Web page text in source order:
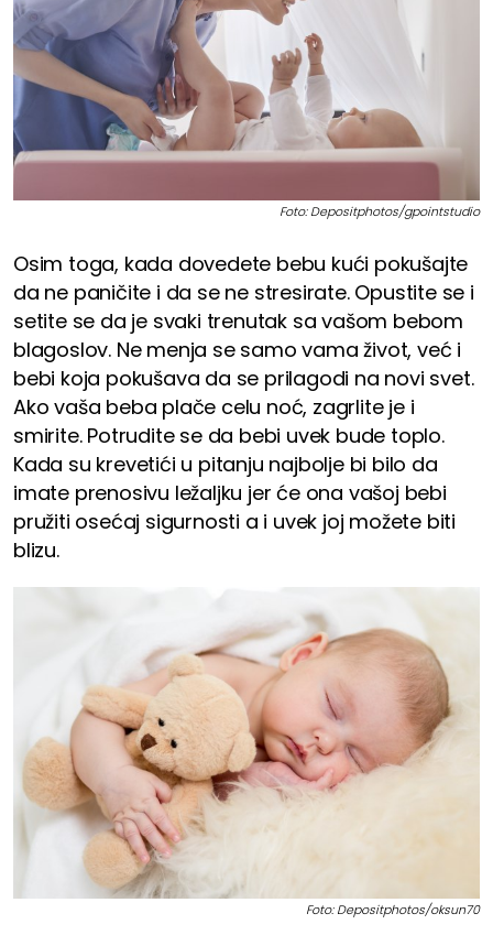
Foto: Depositphotos/gpointstudio
Osim toga, kada dovedete bebu kući pokušajte
da ne paničite i da se ne stresirate. Opustite se i
setite se da je svaki trenutak sa vašom bebom
blagoslov. Ne menja se samo vama život, već i
bebi koja pokušava da se prilagodi na novi svet.
Ako vaša beba plače celu noć, zagrlite je i
smirite. Potrudite se da bebi uvek bude toplo.
Kada su krevetići u pitanju najbolje bi bilo da
imate prenosivu ležaljku jer će ona vašoj bebi
pružiti osećaj sigurnosti a i uvek joj možete biti
blizu.
Foto: Depositphotos/oksun70